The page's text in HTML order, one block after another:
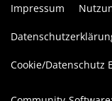
Impressum
Cookie/Datenschutz